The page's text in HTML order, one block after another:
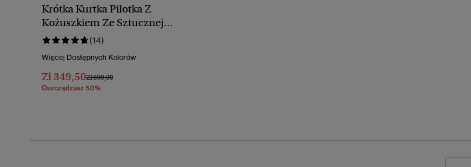
Krótka Kurtka Pilotka Z
Kożuszkiem Ze Sztucznej
Owczej Wełny
(14)
Więcej Dostępnych Kolorów
Zł 349,50Cena Obniżona Od
Zł 699,00Do
Oszczędzasz 50%